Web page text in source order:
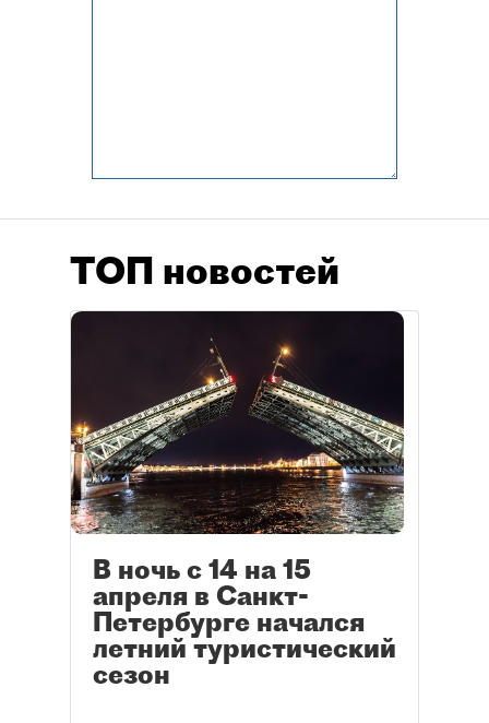
ТОП новостей
В ночь с 14 на 15
апреля в Санкт-
Петербурге начался
летний туристический
сезон